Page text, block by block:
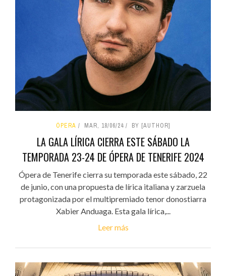
ÓPERA MAR, 18/06/24 BY [AUTHOR]
LA GALA LÍRICA CIERRA ESTE SÁBADO LA
TEMPORADA 23-24 DE ÓPERA DE TENERIFE 2024
Ópera de Tenerife cierra su temporada este sábado, 22
de junio, con una propuesta de lírica italiana y zarzuela
protagonizada por el multipremiado tenor donostiarra
Xabier Anduaga. Esta gala lírica,...
Leer más